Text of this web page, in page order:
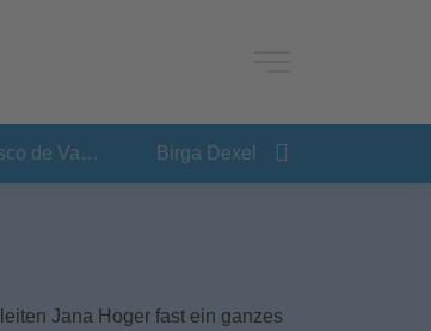
Francisco de Vasconcellos Birga Dexel
Jana Hoger fast ein ganzes